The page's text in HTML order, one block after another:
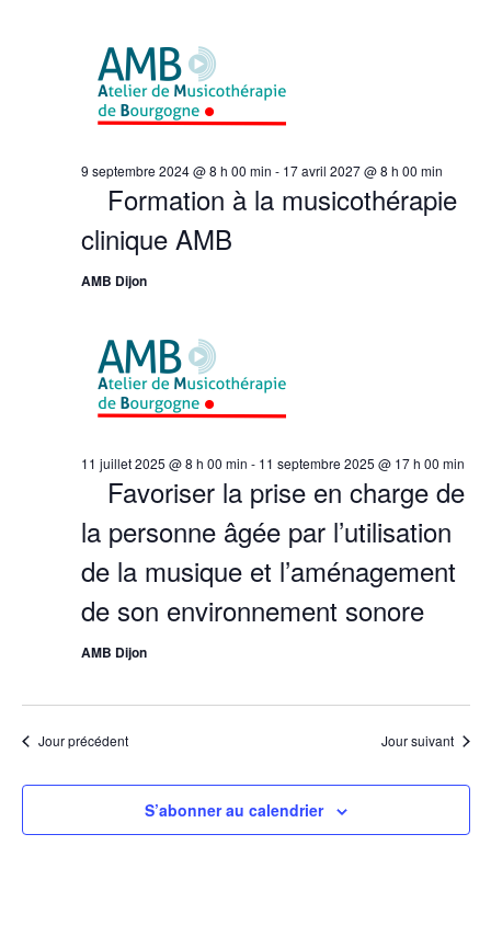
Formation à la musicothérapie
clinique AMB
9 septembre 2024 @ 8 h 00 min - 17 avril 2027 @ 8 h 00 min
AMB Dijon
Favoriser la prise en charge de
la personne âgée par l’utilisation
de la musique et l’aménagement
de son environnement sonore
11 juillet 2025 @ 8 h 00 min - 11 septembre 2025 @ 17 h 00 min
AMB Dijon
Jour précédent Jour suivant
S’abonner au calendrier